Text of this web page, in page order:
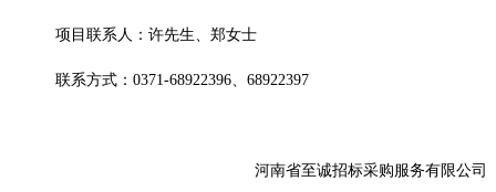
项目联系人：许先生、郑女士
联系方式： 0371-68922396、68922397
河南省至诚招标采购服务有限公司